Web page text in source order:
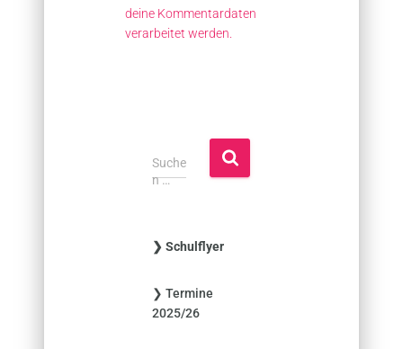
deine Kommentardaten
verarbeitet werden.
S
u
n
a
c
Suche
n …
❯ Schulflyer
❯ Termine
2025/26